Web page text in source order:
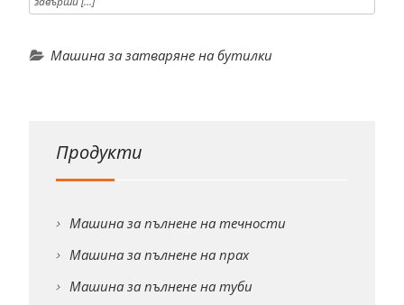
Машина за затваряне на бутилки
Продукти
Машина за пълнене на течности
Машина за пълнене на прах
Машина за пълнене на туби